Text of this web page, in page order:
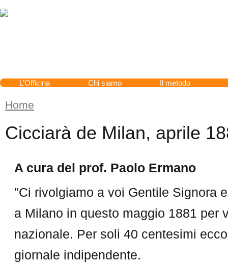
L’Officina Chi siamo Il metodo
Tu sei qui
Home
Cicciarà de Milan, aprile
A cura del prof. Paolo Ermano
"Ci rivolgiamo a voi Gentile Signora
a Milano in questo maggio 1881 per
nazionale. Per soli 40 centesimi
giornale indipendente.